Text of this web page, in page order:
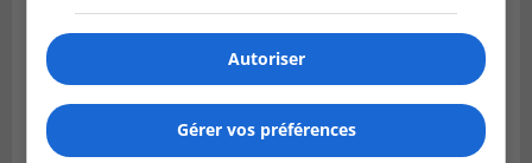
Autoriser
Gérer vos préférences